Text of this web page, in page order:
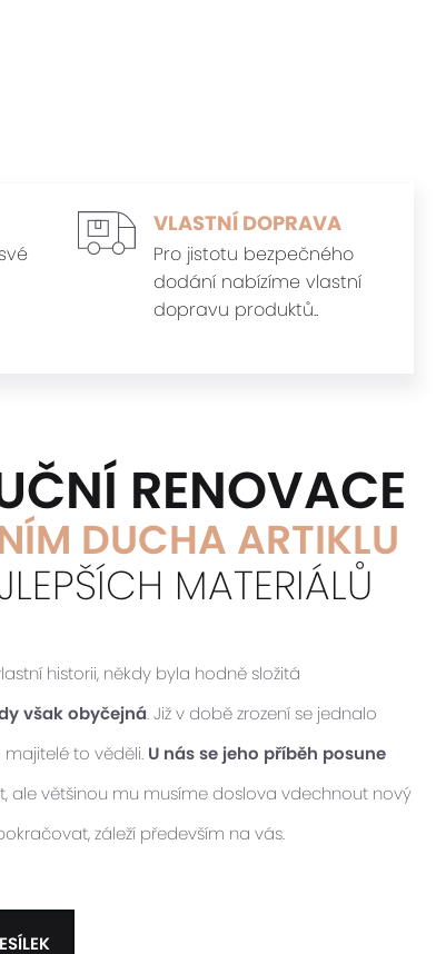
VLASTNÍ DOPRAVA
Pro jistotu bezpečného
dodání nabízíme vlastní
dopravu produktů..
RENOVACE
DUCHA ARTIKLU
MATERIÁLŮ
historii, někdy byla hodně složitá
však obyčejná. Již v době zrození se jednalo
to věděli. U nás se jeho příběh posune
ale většinou mu musíme doslova vdechnout nový
záleží především na vás.